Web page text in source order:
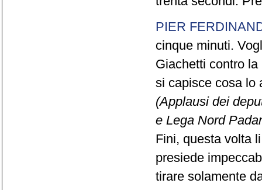
PIER
cinque minuti.
Giachetti contro
si capisce cosa lo
(Applausi dei
e Lega Nord
Fini, questa volta
presiede
tirare solamente